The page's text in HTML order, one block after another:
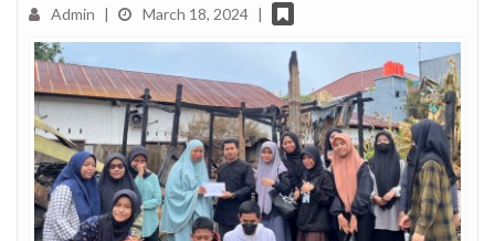
Admin | March 18, 2024 |